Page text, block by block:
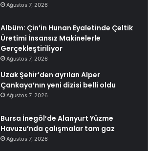
Ağustos 7, 2026
Albüm: Çin’in Hunan Eyaletinde Çeltik
Üretimi İnsansız Makinelerle
Gerçekleştiriliyor
Ağustos 7, 2026
Uzak Şehir’den ayrılan Alper
Çankaya’nın yeni dizisi belli oldu
Ağustos 7, 2026
Bursa İnegöl’de Alanyurt Yüzme
Havuzu’nda çalışmalar tam gaz
Ağustos 7, 2026